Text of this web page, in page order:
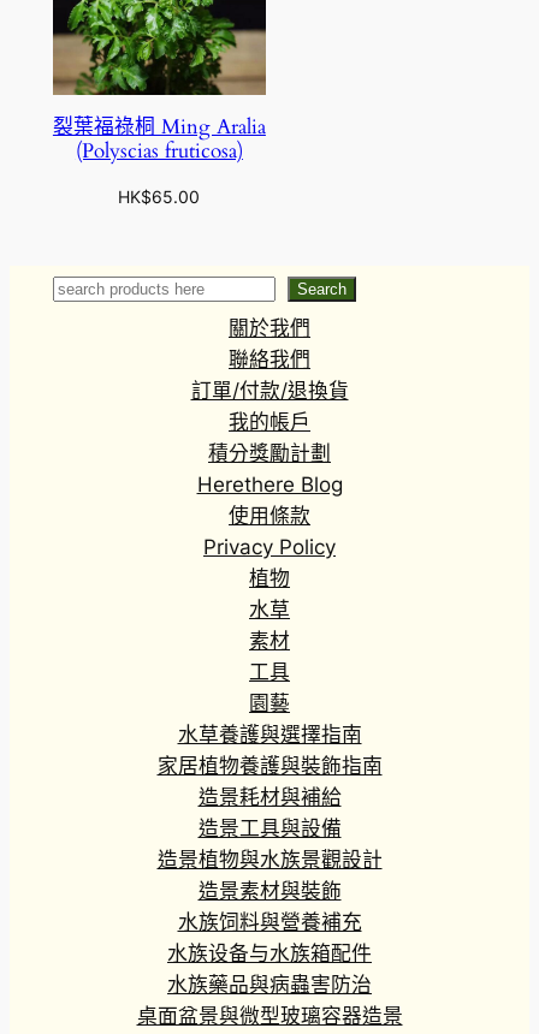
裂葉福祿桐 Ming Aralia
(Polyscias fruticosa)
HK$65.00
Search Search
關於我們
聯絡我們
訂單/付款/退換貨
我的帳戶
積分獎勵計劃
Herethere Blog
使用條款
Privacy Policy
植物
水草
素材
工具
園藝
水草養護與選擇指南
家居植物養護與裝飾指南
造景耗材與補給
造景工具與設備
造景植物與水族景觀設計
造景素材與裝飾
水族饲料與營養補充
水族设备与水族箱配件
水族藥品與病蟲害防治
桌面盆景與微型玻璃容器造景